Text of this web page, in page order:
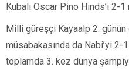
Kübalı Oscar Pino Hinds’i 2-
Milli güreşçi Kayaalp 2.
müsabakasında da Nabi’yi 2-
toplamda 3. kez dünya